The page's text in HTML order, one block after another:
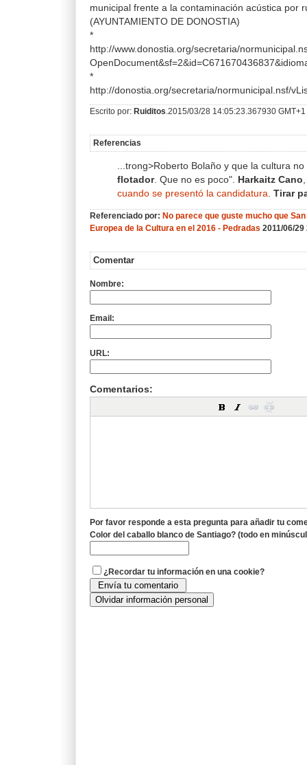
municipal frente a la contaminación acústica por
(AYUNTAMIENTO DE DONOSTIA)
*
http://www.donostia.org/secretaria/
*
http://donostia.org/secretaria/normunicipal.nsf/
Escrito por: Ruiditos .2015/03/28 14:05:23.367930 GMT+1
Referencias
...trong>Roberto Bolaño y que la cultura
flotador. Que no es poco". Harkaitz Cano
cuando se presentó la candidatura. Tirar
Referenciado por: No parece que guste mucho que
Europea de la Cultura en el 2016 - Pedradas 2011/06/29
Comentar
Nombre:
Email:
URL:
Comentarios:
Por favor responde a esta pregunta para añadir tu
Color del caballo blanco de Santiago? (todo en
¿Recordar tu información en una cookie?